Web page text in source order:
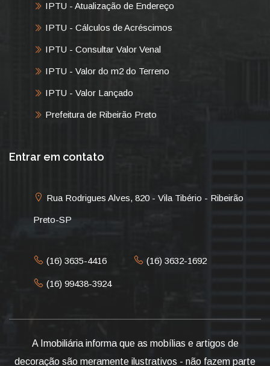
IPTU - Atualização de Endereço
IPTU - Cálculos de Acréscimos
IPTU - Consultar Valor Venal
IPTU - Valor do m2 do Terreno
IPTU - Valor Lançado
Prefeitura de Ribeirão Preto
Entrar em contato
Rua Rodrigues Alves, 820 - Vila Tibério - Ribeirão
Preto-SP
(16) 3635-4416 (16) 3632-1692
(16) 99438-3924
A Imobiliária informa que as mobílias e artigos de
decoração são meramente ilustrativos - não fazem parte